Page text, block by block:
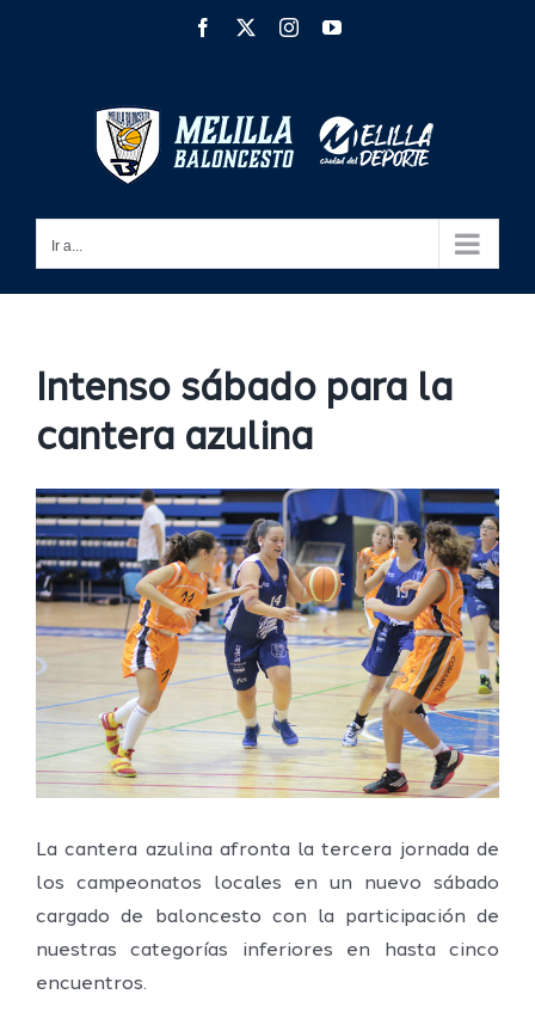
Facebook InstagramYouTube
Ir a...
Intenso sábado para la
cantera azulina
Ver
imagen
más
grande
La cantera azulina afronta la tercera jornada de
los campeonatos locales en un nuevo sábado
cargado de baloncesto con la participación de
nuestras categorías inferiores en hasta cinco
encuentros.